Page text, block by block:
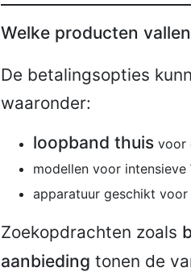
Welke producten
De betalingsopties
waaronder:
loopband thuis voor
modellen voor intensieve
apparatuur geschikt voor
Zoekopdrachten zoals
aanbieding tonen de